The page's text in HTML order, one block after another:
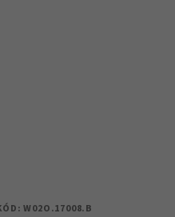
W02O.17008.B